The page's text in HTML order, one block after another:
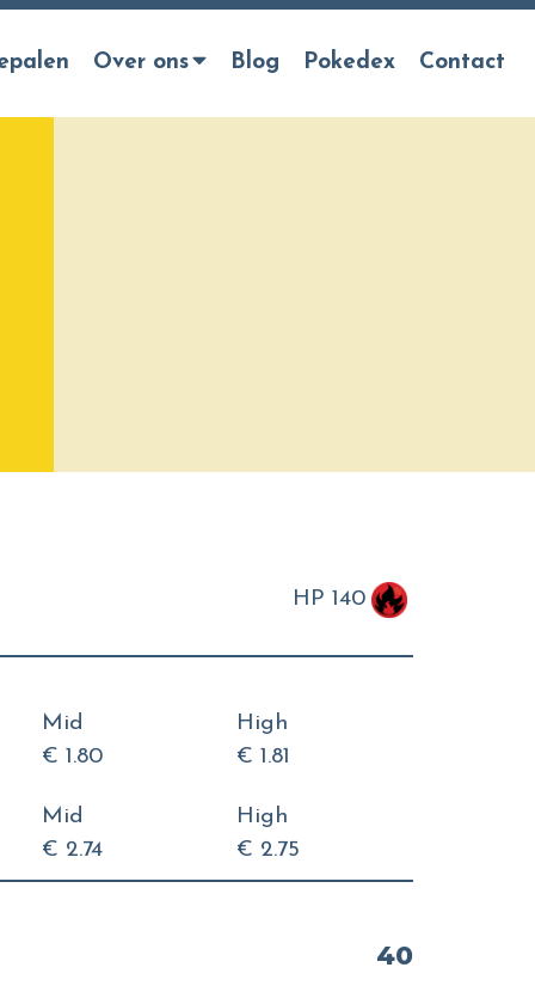
Over ons Blog Pokedex Contact
HP 140
Mid
€ 1.80
High
€ 1.81
Mid
€ 2.74
High
€ 2.75
40